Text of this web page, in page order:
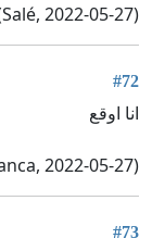
2022-05-27)
#72
انا اوقع
2022-05-27)
#73